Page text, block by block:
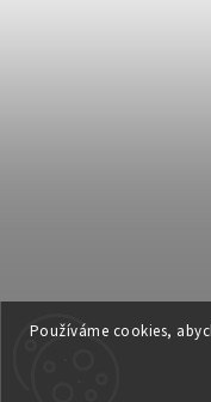
Používáme cookies,